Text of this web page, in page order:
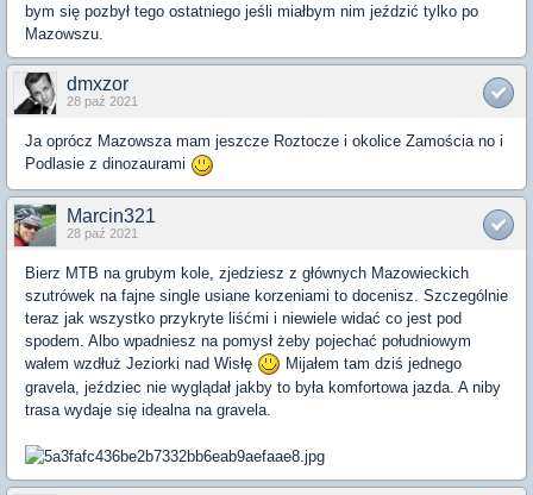
bym się pozbył tego ostatniego jeśli miałbym nim jeździć tylko po
Mazowszu.
dmxzor
28 paź 2021
Ja oprócz Mazowsza mam jeszcze Roztocze i okolice Zamościa no i
Podlasie z dinozaurami
Marcin321
28 paź 2021
Bierz MTB na grubym kole, zjedziesz z głównych Mazowieckich
szutrówek na fajne single usiane korzeniami to docenisz. Szczególnie
teraz jak wszystko przykryte liśćmi i niewiele widać co jest pod
spodem. Albo wpadniesz na pomysł żeby pojechać południowym
wałem wzdłuż Jeziorki nad Wisłę
Mijałem tam dziś jednego
gravela, jeździec nie wyglądał jakby to była komfortowa jazda. A niby
trasa wydaje się idealna na gravela.